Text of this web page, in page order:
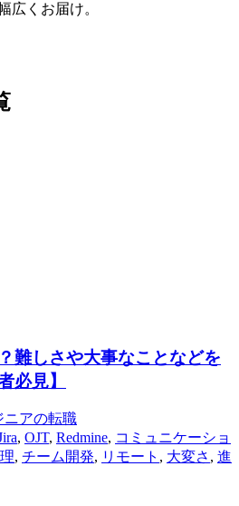
広くお届け。
難しさや大事なことなどを
必見】
ニアの転職
, OJT, Redmine, コミュニケーショ
, チーム開発, リモート , 大変さ , 進